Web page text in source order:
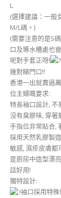
L
(選擇建議：一般
M/L碼。)
(需要注意的是S
口及導水槽處也
呢對手套正呀!
幾對睇門口!!
香港一出就賣過
位主婦嘅要求:
特長袖口設計, 不
沒有臭膠味, 穿著
手指位非常貼合,
採用天然乳膠製
敏感, 濕疹皮膚都
是廚房中造型漂
話好用!
獨特設計:
袖口採用特